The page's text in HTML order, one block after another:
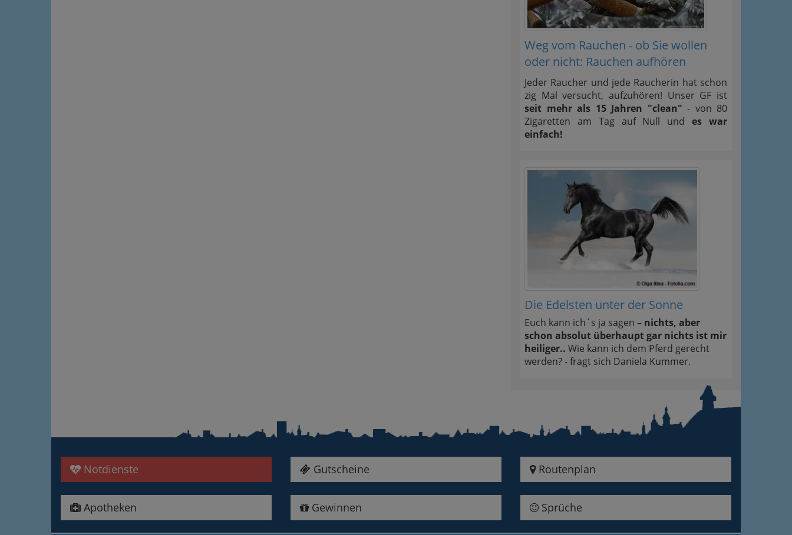
Weg vom Rauchen - ob Sie wollen
oder nicht: Rauchen aufhören
Jeder Raucher und jede Raucherin hat schon
zig Mal versucht, aufzuhören! Unser GF ist
seit mehr als 15 Jahren "clean" - von 80
Zigaretten am Tag auf Null undes war
einfach!
Die Edelsten unter der Sonne
Euch kann ich´s ja sagen – nichts, aber
schon absolut überhaupt gar nichts ist mir
heiliger.. Wie kann ich dem Pferd gerecht
werden? - fragt sich Daniela Kummer.
Notdienste
Apotheken
Gutscheine
Gewinnen
Routenplan
Sprüche